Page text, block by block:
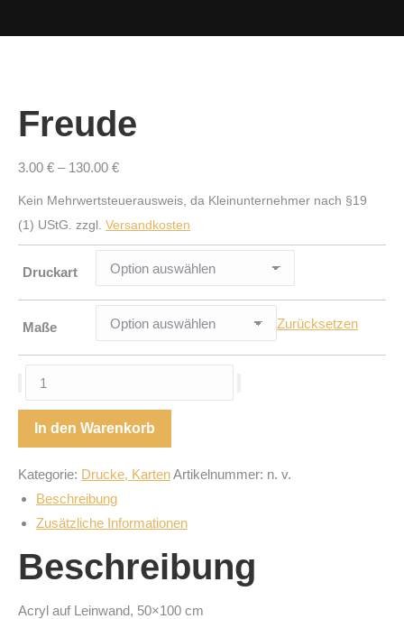
Freude
3.00 € – 130.00 €
Kein Mehrwertsteuerausweis, da Kleinunternehmer nach §19
(1) UStG. zzgl. Versandkosten
Druckart
Maße Zurücksetzen
Freude
Menge
In den Warenkorb
Kategorie: Drucke, KartenArtikelnummer: n. v.
Beschreibung
Zusätzliche Informationen
Beschreibung
Acryl auf Leinwand, 50×100 cm